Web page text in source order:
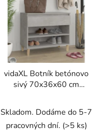
vidaXL Botník betónovo
sivý 70x36x60 cm
Skladom. Dodáme do 5-7
pracovných dní. (>5 ks)